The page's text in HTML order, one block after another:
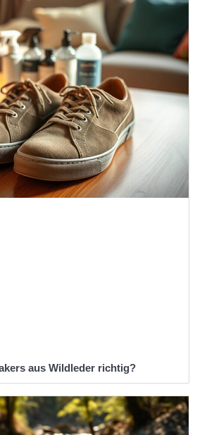
aus Wildleder richtig?